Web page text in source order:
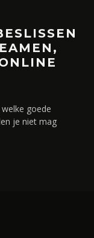
goede
je niet mag